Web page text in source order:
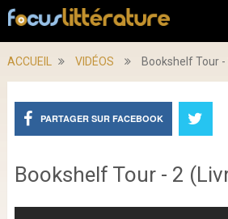
ACCUEIL VIDÉOS Bookshelf Tour -
PARTAGER SUR FACEBOOK
Bookshelf Tour - 2